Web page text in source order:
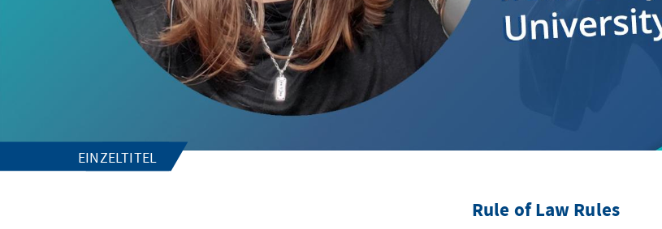
EINZELTITEL
Rule of Law Rules